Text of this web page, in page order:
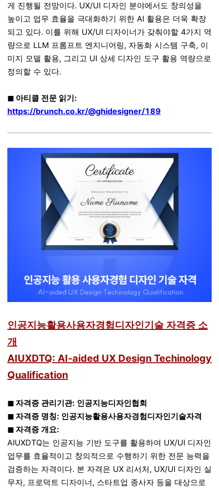
게 진행될 전망이다. UX/UI 디자인 분야에서도 창의성을
높이고 업무 효율을 극대화하기 위한 AI 활용은 더욱 확장
되고 있다. 이를 위해 UX/UI 디자이너가 갖춰야할 4가지 역
량으로 LLM 프롬프트 엔지니어링, 자동화 시스템 구축, 이
미지 모델 활용, 그리고 UI 상세 디자인 도구 활용 역량으로
정의할 수 있다.
◼ 아티클 전문 읽기:
https://brunch.co.kr/@ghidesigner/189
인공지능활용사용자경험디자인기술 자격증 소
개
AIUXDTQ: AI-aided UX Design Techinology
Qualification
◼ 자격증 관리기관: 인공지능디자인협회
◼ 자격증 명칭: 인공지능활용사용자경험디자인기술자격
◼ 자격증 개요:
AIUXDTQ는 인공지능 기반 도구를 활용하여 UX/UI 디자인
업무를 효율적이고 창의적으로 수행하기 위한 전문 능력을
검증하는 자격이다. 본 자격은 UX 리서처, UX/UI 디자인 실
무자, 프로덕트 디자이너, 스타트업 종사자 등을 대상으로